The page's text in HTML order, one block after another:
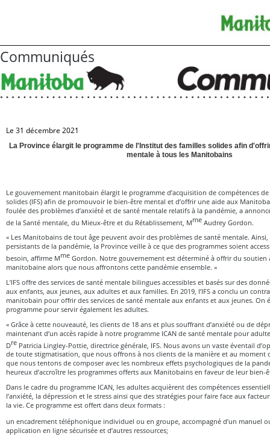
Communiqués
Le 31 décembre 2021
La Province élargit le programme de l'Institut des familles solides afin
mentale à tous les Manitobains
Le gouvernement manitobain élargit le programme d’acquisition de compétences
solides (IFS) afin de promouvoir le bien-être mental et d’offrir une aide aux
foulée des problèmes d’anxiété et de santé mentale relatifs à la pandémie, a
de la Santé mentale, du Mieux-être et du Rétablissement, Mme Audrey Gordon.
« Les Manitobains de tout âge peuvent avoir des problèmes de santé mentale. Ainsi,
persistants de la pandémie, la Province veille à ce que des programmes soient
besoin, affirme Mme Gordon. Notre gouvernement est déterminé à offrir du
manitobaine alors que nous affrontons cette pandémie ensemble. »
L’IFS offre des services de santé mentale bilingues accessibles et basés sur des
aux enfants, aux jeunes, aux adultes et aux familles. En 2019, l’IFS a conclu un
manitobain pour offrir des services de santé mentale aux enfants et aux jeunes. On
programme pour servir également les adultes.
« Grâce à cette nouveauté, les clients de 18 ans et plus souffrant d’anxiété ou de
maintenant d’un accès rapide à notre programme ICAN de santé mentale pour
Dre Patricia Lingley-Pottie, directrice générale, IFS. Nous avons un vaste éventail
de toute stigmatisation, que nous offrons à nos clients de la manière et au moment
que nous tentons de composer avec les nombreux effets psychologiques de la
heureux d’accroître les programmes offerts aux Manitobains en faveur de leur bien-
Dans le cadre du programme ICAN, les adultes acquièrent des compétences
l’anxiété, la dépression et le stress ainsi que des stratégies pour faire face aux
la vie. Ce programme est offert dans deux formats :
un encadrement téléphonique individuel ou en groupe, accompagné d’un manuel
application en ligne sécurisée et d’autres ressources;